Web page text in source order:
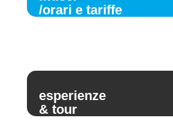
/orari e tariffe
esperienze
& tour